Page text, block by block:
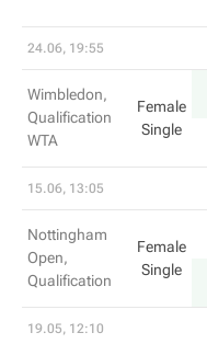
24.06, 19:55
Wimbledon,
Qualification
WTA
Female
Single
15.06, 13:05
Nottingham
Open,
Qualification
Female
Single
19.05, 12:10